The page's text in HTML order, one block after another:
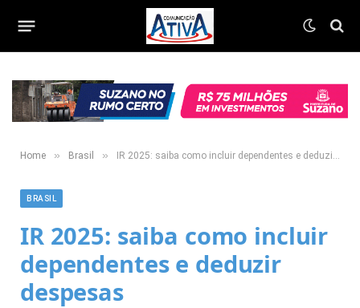
Home » Brasil » IR 2025: saiba como incluir dependentes e deduzir despesas
BRASIL
IR 2025: saiba como incluir
dependentes e deduzir
despesas